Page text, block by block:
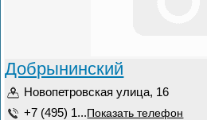
Добрынинский
Новопетровская улица, 16
+7 (495) 1... Показать телефон